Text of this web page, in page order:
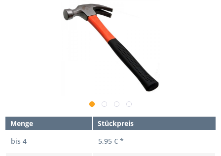
Menge
Stückpreis
bis 4 5,95 € *